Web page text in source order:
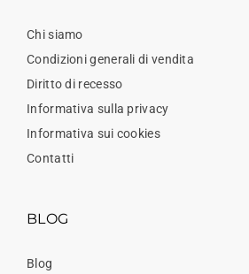
Chi siamo
Condizioni generali di vendita
Diritto di recesso
Informativa sulla privacy
Informativa sui cookies
Contatti
BLOG
Blog